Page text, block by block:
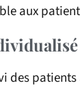
aux
des